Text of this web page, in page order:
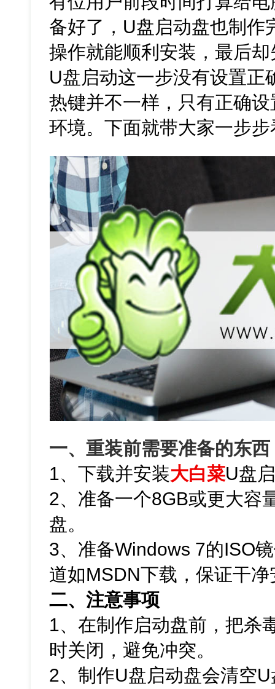
备好了，U盘启动盘也制作
操作就能顺利安装，最后
U盘启动这一步没有设置正
热键并不一样，只有正确
环境。下面就带大家一步
一、重装前需要准备的东西
1、下载并安装大白菜U盘
2、准备一个8GB或更大容
盘。
3、准备Windows 7的ISO
道如MSDN下载，保证干净
二、注意事项
1、在制作启动盘前，把杀
时关闭，避免冲突。
2、制作U盘启动盘会清空